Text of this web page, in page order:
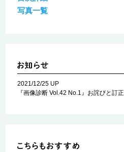
写真一覧
2021/12/25 UP
『画像診断 Vol.42 No.1』お詫びと訂正